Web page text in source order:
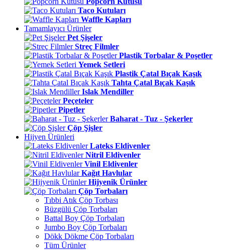
Taco Kutuları
Waffle Kapları
Tamamlayıcı Ürünler
Pet Şişeler
Streç Filmler
Plastik Torbalar & Poşetler
Yemek Setleri
Plastik Çatal Bıçak Kaşık
Tahta Çatal Bıçak Kaşık
Islak Mendiller
Peçeteler
Pipetler
Baharat - Tuz - Şekerler
Çöp Şişler
Hijyen Ürünleri
Lateks Eldivenler
Nitril Eldivenler
Vinil Eldivenler
Kağıt Havlular
Hijyenik Ürünler
Çöp Torbaları
Tıbbi Atık Çöp Torbası
Büzgülü Çöp Torbaları
Battal Boy Çöp Torbaları
Jumbo Boy Çöp Torbaları
Dökk Dökme Çöp Torbaları
Tüm Ürünler